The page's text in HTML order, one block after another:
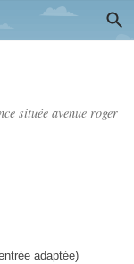
située avenue roger
adaptée)